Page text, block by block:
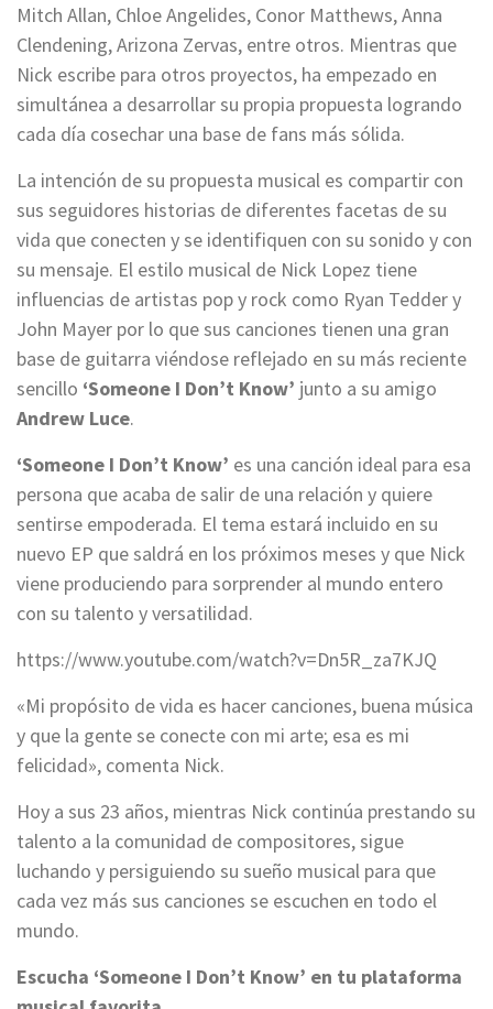
Mitch Allan, Chloe Angelides, Conor Matthews, Anna
Clendening, Arizona Zervas, entre otros. Mientras que
Nick escribe para otros proyectos, ha empezado en
simultánea a desarrollar su propia propuesta logrando
cada día cosechar una base de fans más sólida.
La intención de su propuesta musical es compartir con
sus seguidores historias de diferentes facetas de su
vida que conecten y se identifiquen con su sonido y con
su mensaje. El estilo musical de Nick Lopez tiene
influencias de artistas pop y rock como Ryan Tedder y
John Mayer por lo que sus canciones tienen una gran
base de guitarra viéndose reflejado en su más reciente
sencillo ‘Someone I Don’t Know’ junto a su amigo
Andrew Luce.
‘Someone I Don’t Know’ es una canción ideal para esa
persona que acaba de salir de una relación y quiere
sentirse empoderada. El tema estará incluido en su
nuevo EP que saldrá en los próximos meses y que Nick
viene produciendo para sorprender al mundo entero
con su talento y versatilidad.
https://www.youtube.com/watch?v=Dn5R_za7KJQ
«Mi propósito de vida es hacer canciones, buena música
y que la gente se conecte con mi arte; esa es mi
felicidad», comenta Nick.
Hoy a sus 23 años, mientras Nick continúa prestando su
talento a la comunidad de compositores, sigue
luchando y persiguiendo su sueño musical para que
cada vez más sus canciones se escuchen en todo el
mundo.
Escucha ‘Someone I Don’t Know’ en tu plataforma